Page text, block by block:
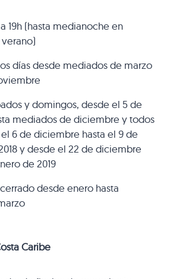
19h (hasta medianoche en
días desde mediados de marzo
y domingos, desde el 5 de
mediados de diciembre y todos
6 de diciembre hasta el 9 de
y desde el 22 de diciembre
de 2019
desde enero hasta
Caribe